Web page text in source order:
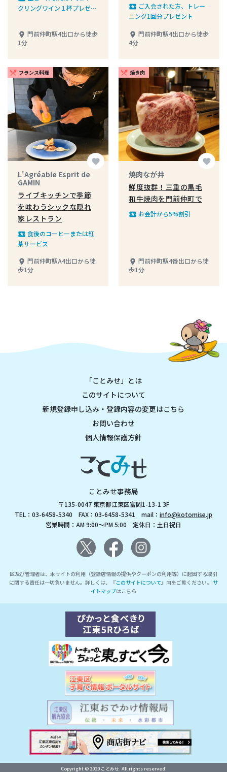
クリングワイン１杯プレゼン
place 門前仲町駅4出口から徒歩
1分
local_play ご入会された方、トレー
ニング1回分プレゼント
place 門前仲町駅4出口から徒歩
4分
restaurant_menu フランス料理
favorite
L'Agréable Esprit de
GAMIN
ライブキッチンで季節
を味わうシックな隠れ
家レストラン
local_play 食後のコーヒーまたは紅
茶サービス
place 門前仲町駅A4出口から徒
歩1分
restaurant_menu 焼き肉
favorite
焼肉なが井
鮮度抜群！三重の黒毛
和牛焼肉を門前仲町で
local_play お会計から5%割引
place 門前仲町駅4番出口から徒
歩1分
「ことみせ」とは
このサイトについて
新規登録申し込み・登録内容の変更はこちら
お問い合わせ
個人情報保護方針
ことみせ事務局
〒135-0047 東京都江東区富岡1-13-1 3F
TEL：03-6458-5340 FAX：03-6458-5341 mail： info@kotomise.jp
営業時間：AM 9:00～PM 5:00 定休日：土日祝日
区及び管理者は、本サイトの利用（登録店情報の提供やクーポンの利用等）に起因する取引
に関する責任は一切負いません。詳しくは、『このサイトについて』内をご覧ください。 サ
イトマップはこちら
Copyright © 2020 ことみせ. All rights reserved.